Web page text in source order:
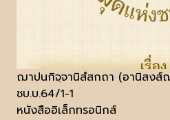
ฌาปนกิจฺจานิสํสกถา (อานิสงส์
ชบ.บ.64/1-1
หนังสืออิเล็กทรอนิกส์